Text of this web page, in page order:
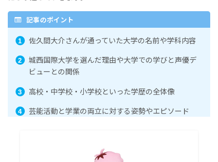
記事のポイント
佐久間大介さんが通っていた大学の名前や学科内容
城西国際大学を選んだ理由や大学での学びと声優デ
ビューとの関係
高校・中学校・小学校といった学歴の全体像
芸能活動と学業の両立に対する姿勢やエピソード